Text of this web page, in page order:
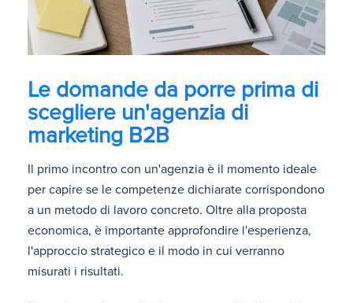
Le domande da porre prima di
scegliere un'agenzia di
marketing B2B
Il primo incontro con un'agenzia è il momento ideale
per capire se le competenze dichiarate corrispondono
a un metodo di lavoro concreto. Oltre alla proposta
economica, è importante approfondire l'esperienza,
l'approccio strategico e il modo in cui verranno
misurati i risultati.